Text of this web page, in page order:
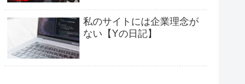
私のサイトには企業理念が
ない【Yの日記】